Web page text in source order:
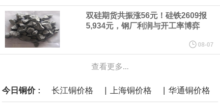
进一步扩大全年营运成果。
美国国会预算办公室（CBO）于当地时间5日发布报告称，美国海军
计划建造的15艘核动力“特朗普级”（Trump-class）战列舰，从研发
到采购的总费用可能高达2750亿美元，为美国有史以来最昂贵的水
双硅期货共振涨56元！硅铁2609报
5,934元，钢厂利润与开工率博弈
08-07
查看更多...
今日铜价 : 长江铜价格 | 上海铜价格 | 华通铜价格